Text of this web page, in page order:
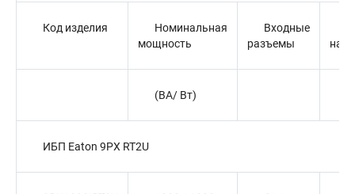
Код изделия
Номинальная
мощность
Входные
разъемы
на
(ВА/ Вт)
ИБП Eaton 9PX RT2U